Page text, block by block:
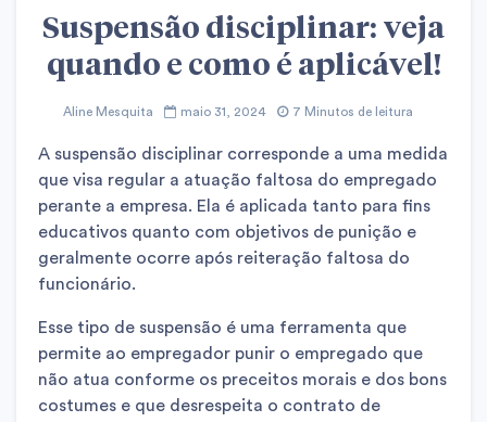
Suspensão disciplinar: veja
quando e como é aplicável!
Aline Mesquita maio 31, 2024 7 Minutos de leitura
A suspensão disciplinar corresponde a uma medida
que visa regular a atuação faltosa do empregado
perante a empresa. Ela é aplicada tanto para fins
educativos quanto com objetivos de punição e
geralmente ocorre após reiteração faltosa do
funcionário.
Esse tipo de suspensão é uma ferramenta que
permite ao empregador punir o empregado que
não atua conforme os preceitos morais e dos bons
costumes e que desrespeita o contrato de